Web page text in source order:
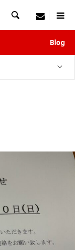
 menu
Blog